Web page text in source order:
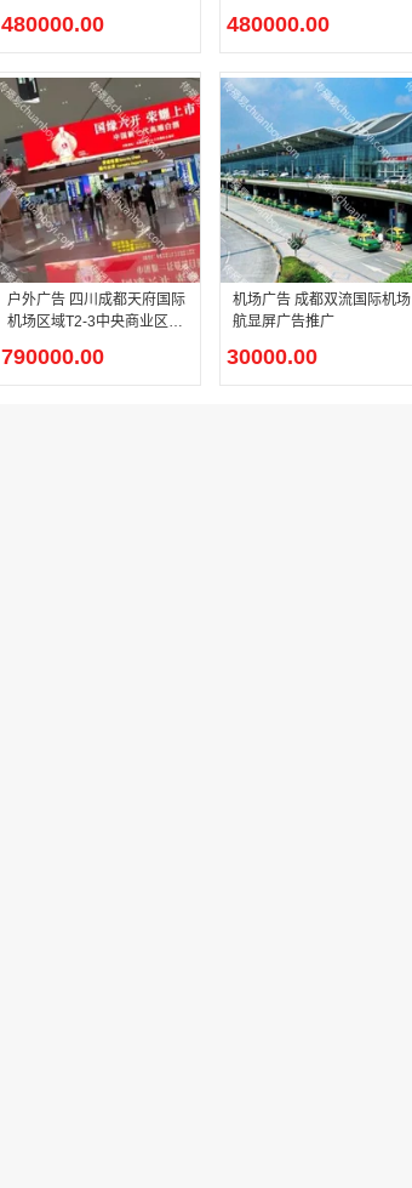
480000.00 480000.00
户外广告 四川成都天府国际
机场区域T2-3中央商业区LE
790000.00
机场广告 成都双流国际机场
航显屏广告推广
30000.00